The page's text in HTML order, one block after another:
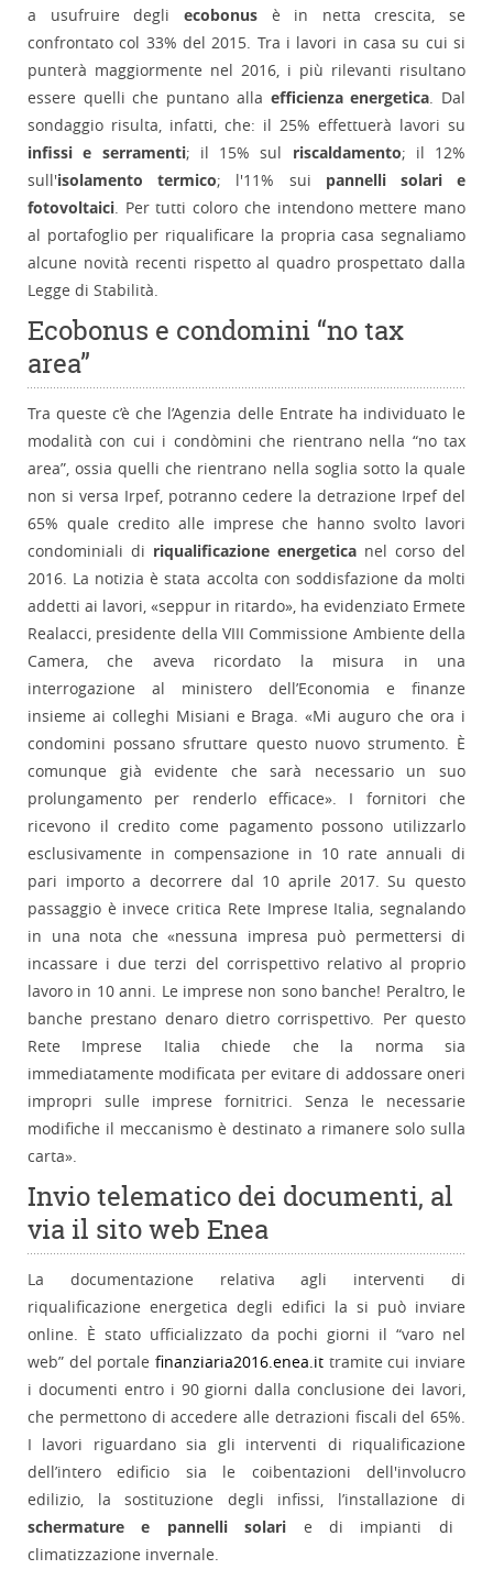
a usufruire degli ecobonusè in netta crescita, se
confrontato col 33% del 2015. Tra i lavori in casa su cui si
punterà maggiormente nel 2016, i più rilevanti risultano
essere quelli che puntano alla efficienza energetica. Dal
sondaggio risulta, infatti, che: il 25% effettuerà lavori su
infissi e serramenti; il 15% sul riscaldamento; il 12%
sull'isolamento termico; l'11% sui pannelli solari e
fotovoltaici. Per tutti coloro che intendono mettere mano
al portafoglio per riqualificare la propria casa segnaliamo
alcune novità recenti rispetto al quadro prospettato dalla
Legge di Stabilità.
Ecobonus e condomini “no tax
area”
Tra queste c’è che l’Agenzia delle Entrate ha individuato le
modalità con cui i condòmini che rientrano nella “no tax
area”, ossia quelli che rientrano nella soglia sotto la quale
non si versa Irpef, potranno cedere la detrazione Irpef del
65% quale credito alle imprese che hanno svolto lavori
condominiali di riqualificazione energetica nel corso del
2016. La notizia è stata accolta con soddisfazione da molti
addetti ai lavori, «seppur in ritardo», ha evidenziato Ermete
Realacci, presidente della VIII Commissione Ambiente della
Camera, che aveva ricordato la misura in una
interrogazione al ministero dell’Economia e finanze
insieme ai colleghi Misiani e Braga. «Mi auguro che ora i
condomini possano sfruttare questo nuovo strumento. È
comunque già evidente che sarà necessario un suo
prolungamento per renderlo efficace». I fornitori che
ricevono il credito come pagamento possono utilizzarlo
esclusivamente in compensazione in 10 rate annuali di
pari importo a decorrere dal 10 aprile 2017. Su questo
passaggio è invece critica Rete Imprese Italia, segnalando
in una nota che «nessuna impresa può permettersi di
incassare i due terzi del corrispettivo relativo al proprio
lavoro in 10 anni. Le imprese non sono banche! Peraltro, le
banche prestano denaro dietro corrispettivo. Per questo
Rete Imprese Italia chiede che la norma sia
immediatamente modificata per evitare di addossare oneri
impropri sulle imprese fornitrici. Senza le necessarie
modifiche il meccanismo è destinato a rimanere solo sulla
carta».
Invio telematico dei documenti, al
via il sito web Enea
La documentazione relativa agli interventi di
riqualificazione energetica degli edifici la si può inviare
online. È stato ufficializzato da pochi giorni il “varo nel
web” del portale finanziaria2016.enea.it tramite cui inviare
i documenti entro i 90 giorni dalla conclusione dei lavori,
che permettono di accedere alle detrazioni fiscali del 65%.
I lavori riguardano sia gli interventi di riqualificazione
dell’intero edificio sia le coibentazioni dell'involucro
edilizio, la sostituzione degli infissi, l’installazione di
schermature e pannelli solari e di impianti di
climatizzazione invernale.